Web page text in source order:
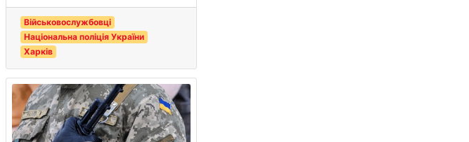
Військовослужбовці
Національна поліція України
Харків